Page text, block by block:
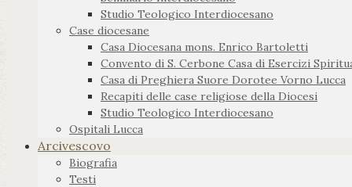
Studio Teologico Interdiocesano
Case diocesane
Casa Diocesana mons. Enrico Bartoletti
Convento di S. Cerbone Casa di Esercizi
Casa di Preghiera Suore Dorotee Vorno Lucca
Recapiti delle case religiose della Diocesi
Studio Teologico Interdiocesano
Ospitali Lucca
Arcivescovo
Biografia
Testi